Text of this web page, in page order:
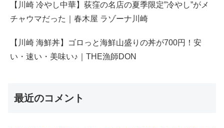
【川崎 冷やし中華】荻窪の名店の夏季限定”冷やし”がメ
チャウマだった｜春木屋 ラゾーナ川崎
【川崎 海鮮丼】ゴロっと海鮮山盛りの丼が700円！安
い・速い・美味い♪｜THE漁師DON
最近のコメント